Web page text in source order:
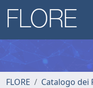
FLORE
Catalogo dei